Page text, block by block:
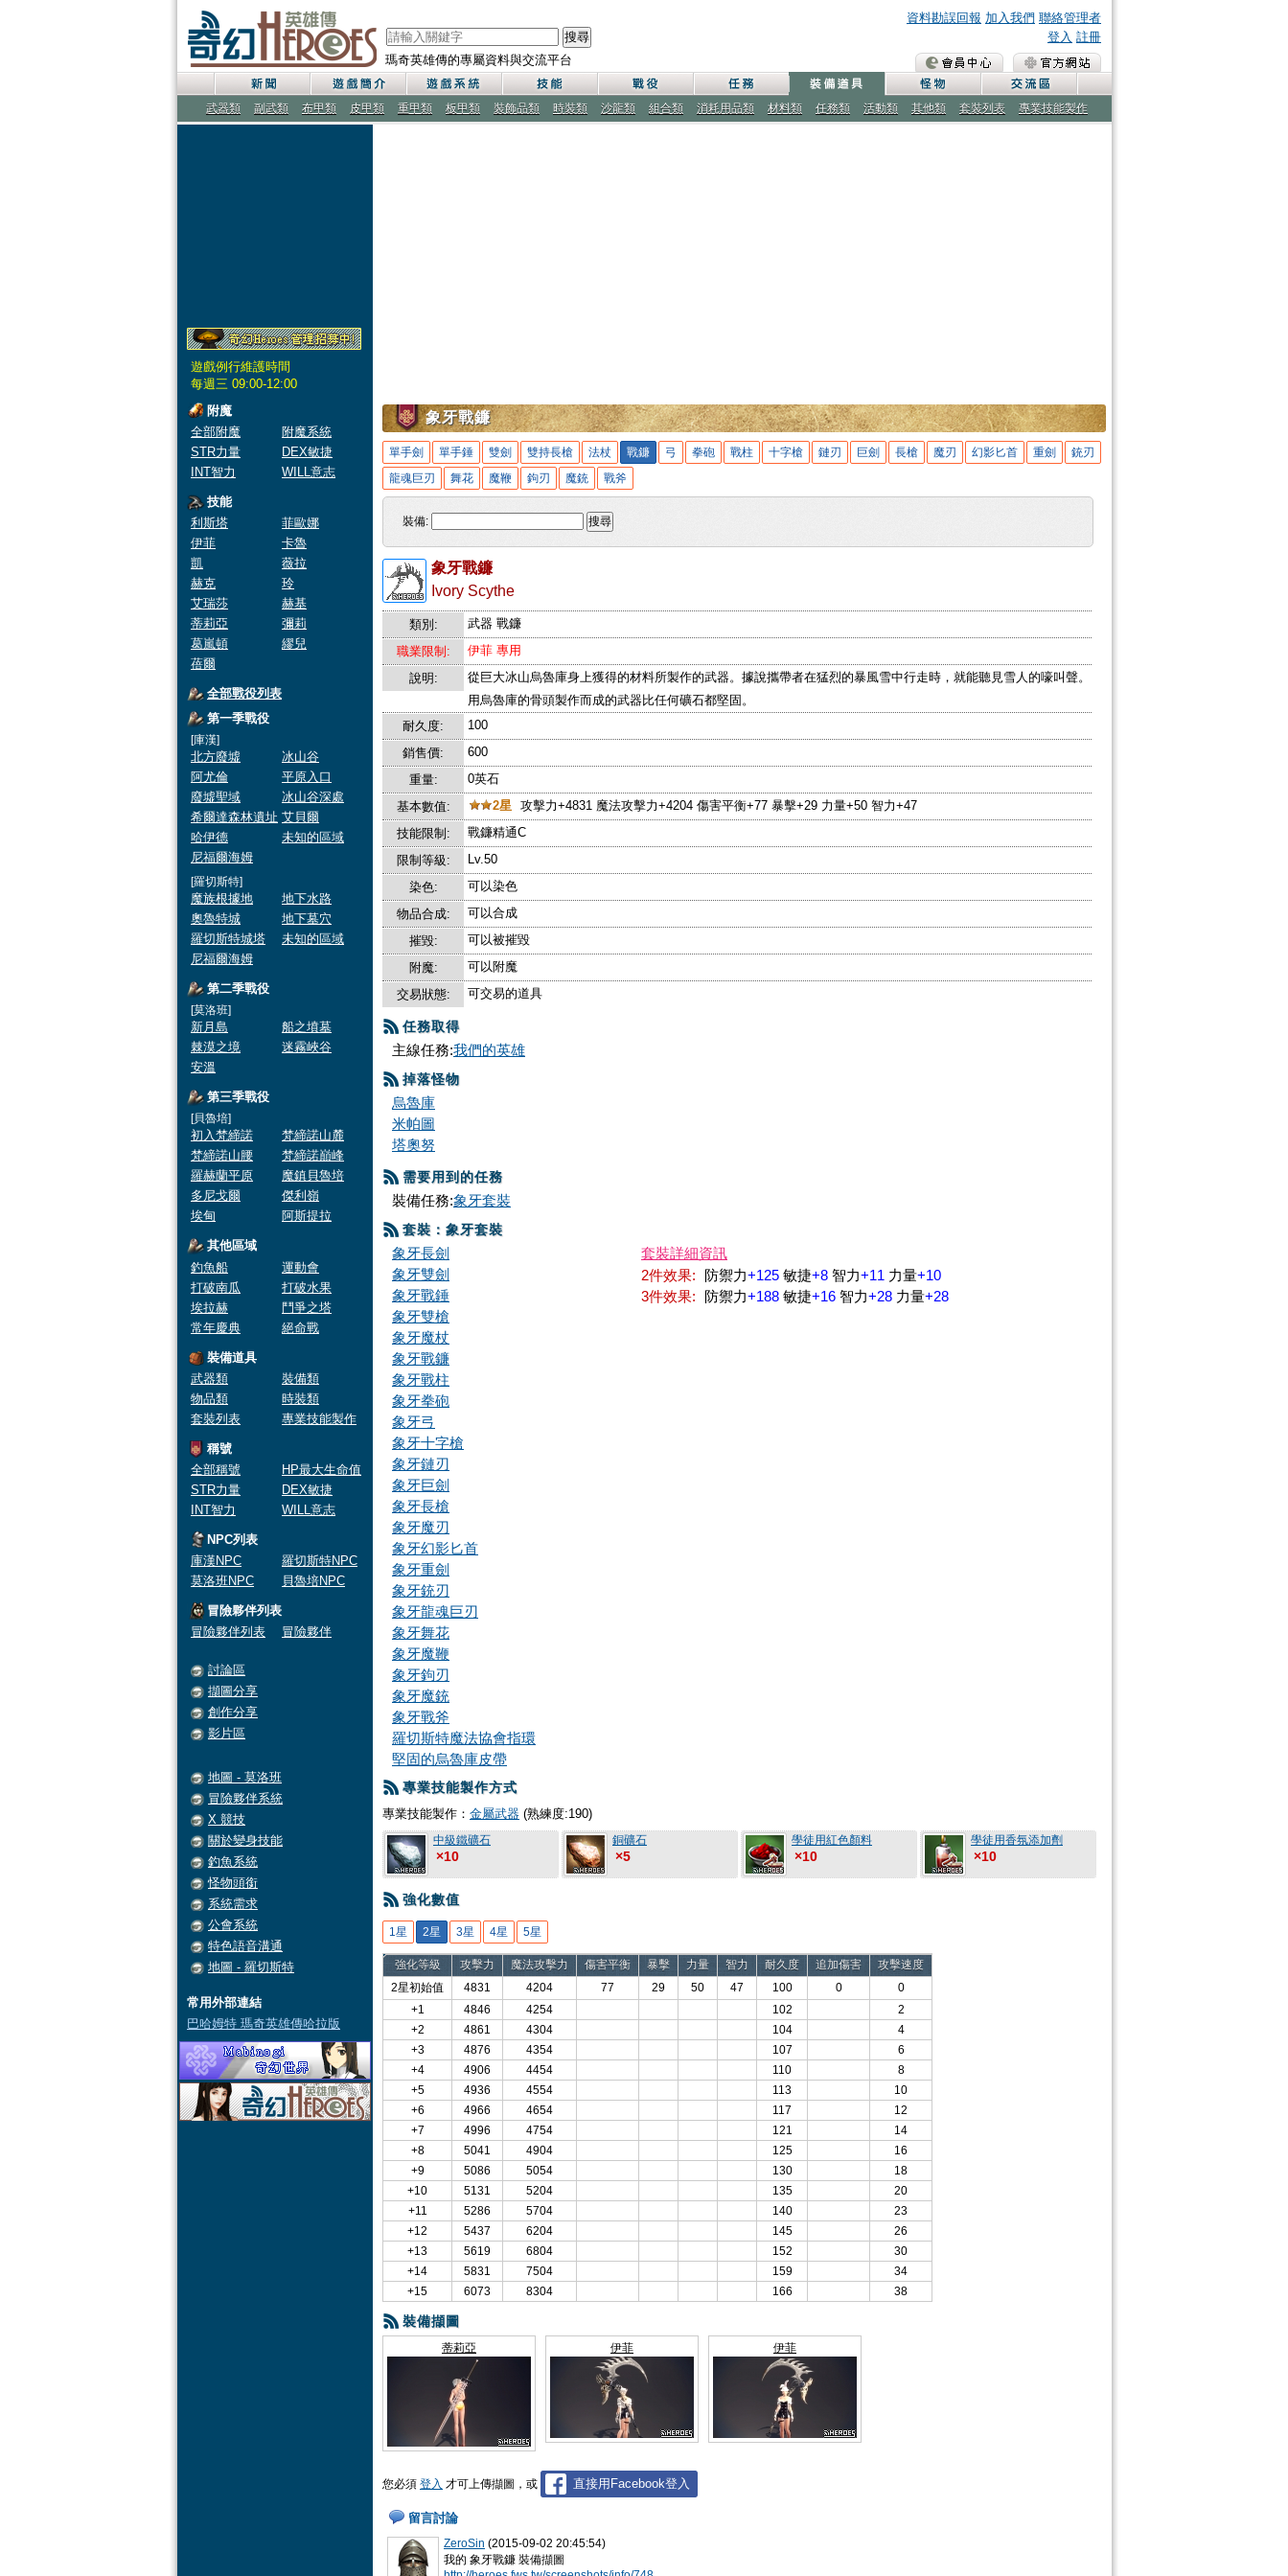
瑪奇英雄傳的專屬資料與交流平台
搜尋
資料勘誤回報 加入我們 聯絡管理者
登入 註冊
武器類 副武類 布甲類 皮甲類 重甲類 板甲類 裝飾品類 時裝類 沙龍類 組合類 消耗用品類 材料類 任務類 活動類 其他類 套裝列表 專業技能製作
遊戲例行維護時間
每週三 09:00-12:00
附魔
全部附魔
附魔系統
STR力量
DEX敏捷
INT智力
WILL意志
技能
利斯塔
菲歐娜
伊菲
卡魯
凱
薇拉
赫克
玲
艾瑞莎
赫基
蒂莉亞
彌莉
葛嵐頓
繆兒
蓓爾
全部戰役列表
第一季戰役
[庫漢]
北方廢墟
冰山谷
阿尤倫
平原入口
廢墟聖域
冰山谷深處
希爾達森林遺址 艾貝爾
哈伊德
未知的區域
尼福爾海姆
[羅切斯特]
魔族根據地
地下水路
奧魯特城
地下墓穴
羅切斯特城塔
未知的區域
尼福爾海姆
第二季戰役
[莫洛班]
新月島
船之墳墓
棘漠之境
迷霧峽谷
安溫
第三季戰役
[貝魯培]
初入梵締諾
梵締諾山麓
梵締諾山腰
梵締諾巔峰
羅赫蘭平原
魔鎮貝魯培
多尼戈爾
傑利嶺
埃甸
阿斯提拉
其他區域
釣魚船
運動會
打破南瓜
打破水果
埃拉赫
鬥爭之塔
常年慶典
絕命戰
裝備道具
武器類
裝備類
物品類
時裝類
套裝列表
專業技能製作
稱號
全部稱號
HP最大生命值
STR力量
DEX敏捷
INT智力
WILL意志
NPC列表
庫漢NPC
羅切斯特NPC
莫洛班NPC
貝魯培NPC
冒險夥伴列表
冒險夥伴列表
冒險夥伴
討論區
擷圖分享
創作分享
影片區
地圖 - 莫洛班
冒險夥伴系統
X 競技
關於變身技能
釣魚系統
怪物頭銜
系統需求
公會系統
特色語音溝通
地圖 - 羅切斯特
常用外部連結
巴哈姆特 瑪奇英雄傳哈拉版
象牙戰鐮
單手劍 單手錘 雙劍 雙持長槍 法杖 戰鐮 弓 拳砲 戰柱 十字槍 鏈刃 巨劍 長槍 魔刃 幻影匕首 重劍
銃刃
龍魂巨刃
舞花 魔鞭 鉤刃 魔銃 戰斧
裝備: 搜尋
象牙戰鐮
Ivory Scythe
類別:
武器 戰鐮
職業限制:
伊菲 專用
說明:
從巨大冰山烏魯庫身上獲得的材料所製作的武器。據說攜帶者在猛烈的暴風雪中行走時，就能聽見雪人的嚎叫聲。
用烏魯庫的骨頭製作而成的武器比任何礦石都堅固。
耐久度:
100
銷售價:
600
重量:
0英石
基本數值:
2星 攻擊力+4831 魔法攻擊力+4204 傷害平衡+77 暴擊+29 力量+50 智力+47
技能限制:
戰鐮精通C
限制等級:
Lv.50
染色:
可以染色
物品合成:
可以合成
摧毀:
可以被摧毀
附魔:
可以附魔
交易狀態:
可交易的道具
任務取得
主線任務:我們的英雄
掉落怪物
烏魯庫
米帕圖
塔奧努
需要用到的任務
裝備任務:象牙套裝
套裝：象牙套裝
象牙長劍
象牙雙劍
象牙戰錘
象牙雙槍
象牙魔杖
象牙戰鐮
象牙戰柱
象牙拳砲
象牙弓
象牙十字槍
象牙鏈刃
象牙巨劍
象牙長槍
象牙魔刃
象牙幻影匕首
象牙重劍
象牙銃刃
象牙龍魂巨刃
象牙舞花
象牙魔鞭
象牙鉤刃
象牙魔銃
象牙戰斧
羅切斯特魔法協會指環
堅固的烏魯庫皮帶
套裝詳細資訊
2件效果:
防禦力+125 敏捷+8 智力+11 力量+10
3件效果:
防禦力+188 敏捷+16 智力+28 力量+28
專業技能製作方式
專業技能製作： 金屬武器 (熟練度:190)
中級鐵礦石
×10
銅礦石
×5
學徒用紅色顏料
×10
學徒用香氛添加劑
×10
強化數值
1星 2星 3星 4星 5星
強化等級 攻擊力 魔法攻擊力 傷害平衡 暴擊 力量 智力 耐久度 追加傷害
攻擊速度
2星初始值
4831 4204 77 29 50 47 100 0
0
+1
4846 4254 102
2
+2
4861 4304 104
4
+3
4876 4354 107
6
+4
4906 4454 110
8
+5
4936 4554 113
10
+6
4966 4654 117
12
+7
4996 4754 121
14
+8
5041 4904 125
16
+9
5086 5054 130
18
+10
5131 5204 135
20
+11
5286 5704 140
23
+12
5437 6204 145
26
+13
5619 6804 152
30
+14
5831 7504 159
34
+15
6073 8304 166 38
裝備擷圖
蒂莉亞 伊菲 伊菲
您必須 登入 才可上傳擷圖，或 直接用Facebook登入
留言討論
ZeroSin (2015-09-02 20:45:54)
我的 象牙戰鐮 裝備擷圖